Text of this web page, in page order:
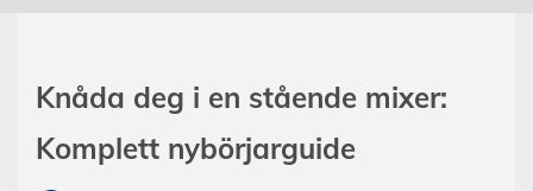
Knåda deg i en stående mixer:
Komplett nybörjarguide